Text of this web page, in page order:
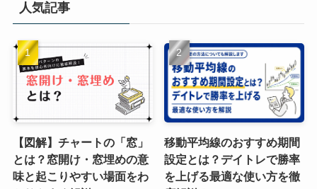
人気記事
【図解】チャートの「窓」
とは？窓開け・窓埋めの意
味と起こりやすい場面をわ
移動平均線のおすすめ期間
設定とは？デイトレで勝率
を上げる最適な使い方を徹